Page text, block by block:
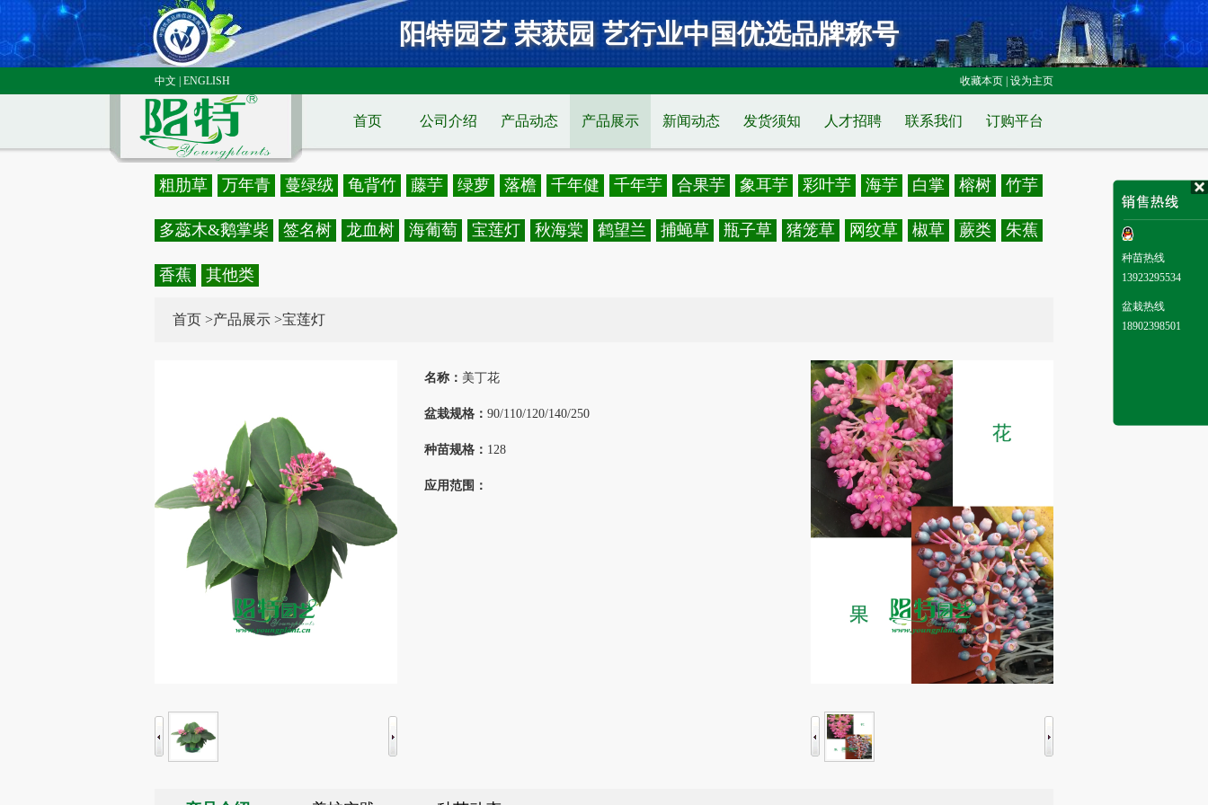
阳特园艺 荣获园 艺行业中国优选品牌称号
中文 ENGLISH 收藏本页 设为主页
首页 公司介绍 产品动态 产品展示 新闻动态 发货须知 人才招聘 联系我们 订购平台
粗肋草 万年青 蔓绿绒 龟背竹 藤芋 绿萝 落檐 千年健 千年芋 合果芋 象耳芋 彩叶芋 海芋 白掌 榕树 竹芋
多蕊木&鹅掌柴 签名树 龙血树 海葡萄 宝莲灯 秋海棠 鹤望兰 捕蝇草 瓶子草 猪笼草 网纹草 椒草 蕨类 朱蕉
香蕉 其他类
首页 >产品展示 >宝莲灯
名称： 美丁花
盆栽规格： 90/110/120/140/250
种苗规格： 128
应用范围：
种苗热线
13923295534
盆栽热线
18902398501